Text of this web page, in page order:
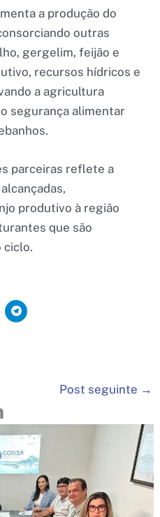
a produção do
outras
gergelim, feijão e
recursos hídricos e
a agricultura
segurança alimentar
parceiras reflete a
produtivo à região
que são
ciclo.
Post seguinte →